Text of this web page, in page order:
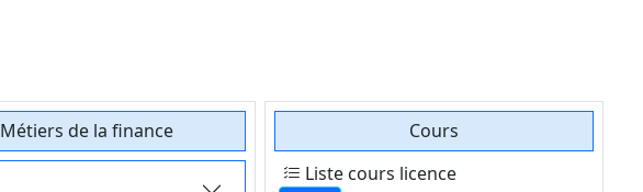
Métiers de la finance
Cours
Liste cours licence